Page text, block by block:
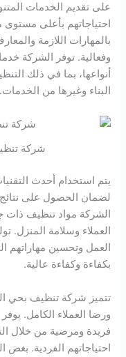
على تقديم الخدمات
احتياجاتهم بأعلى مستوى
بالمهارات اللازمة
وفعالية. توفر الشركة
أنواعها، بما في ذلك
البناء وغيرها من الخدمات.
شركة
يتم استخدام أحدث
لضمان الحصول على نتائج
الشركة مواد تنظيف ذات
العملاء وسلامة المنزل.
العمل وتحسين مهاراتهم
بكفاءة وكفاءة عالية.
تتميز شركة تنظيف بحي
ورضا العملاء الكامل.
فريدة ومرضية من خلال
احتياجاتهم الفردية. بغض